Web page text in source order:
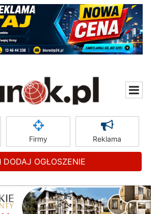
Firmy Reklama
DODAJ OGŁOSZENIE